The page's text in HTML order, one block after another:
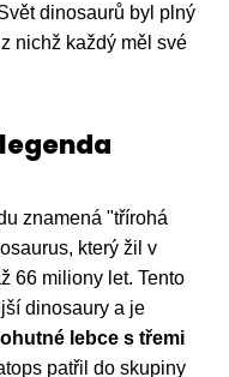
dinosaurů byl plný
nichž každý měl své
znamená "třírohá
který žil v
66 miliony let. Tento
dinosaury a je
lebce s třemi
patřil do skupiny